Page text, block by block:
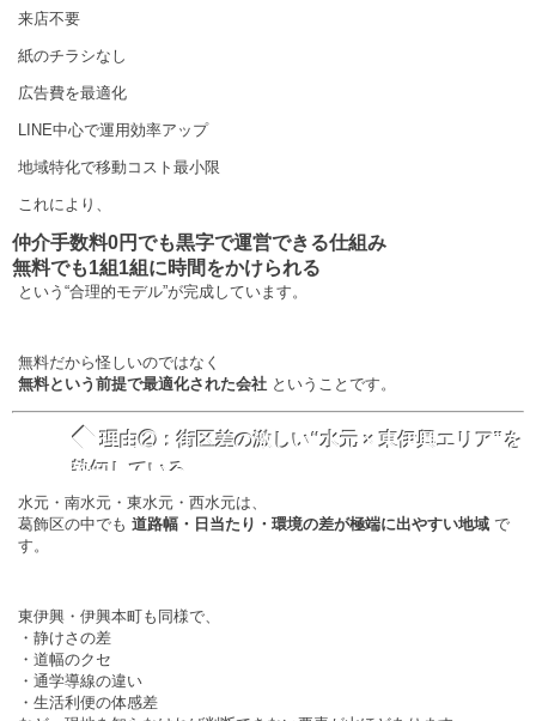
来店不要
紙のチラシなし
広告費を最適化
LINE中心で運用効率アップ
地域特化で移動コスト最小限
これにより、
仲介手数料0円でも黒字で運営できる仕組み
無料でも1組1組に時間をかけられる
という“合理的モデル”が完成しています。
無料だから怪しいのではなく
無料という前提で最適化された会社 ということです。
◆ 理由②：街区差の激しい“水元 × 東伊興エリア”を
熟知している
水元・南水元・東水元・西水元は、
葛飾区の中でも 道路幅・日当たり・環境の差が極端に出やすい地域 で
す。
東伊興・伊興本町も同様で、
・静けさの差
・道幅のクセ
・通学導線の違い
・生活利便の体感差